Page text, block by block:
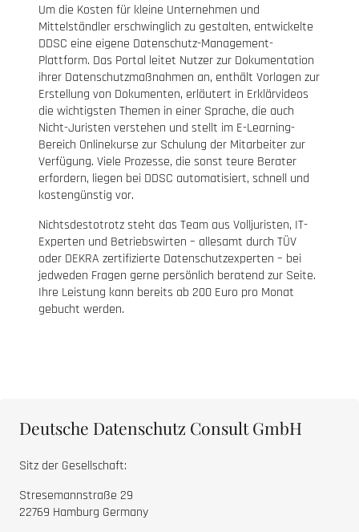
Um die Kosten für kleine Unternehmen und
Mittelständler erschwinglich zu gestalten, entwickelte
DDSC eine eigene Datenschutz-Management-
Plattform. Das Portal leitet Nutzer zur Dokumentation
ihrer Datenschutzmaßnahmen an, enthält Vorlagen zur
Erstellung von Dokumenten, erläutert in Erklärvideos
die wichtigsten Themen in einer Sprache, die auch
Nicht-Juristen verstehen und stellt im E-Learning-
Bereich Onlinekurse zur Schulung der Mitarbeiter zur
Verfügung. Viele Prozesse, die sonst teure Berater
erfordern, liegen bei DDSC automatisiert, schnell und
kostengünstig vor.
Nichtsdestotrotz steht das Team aus Volljuristen, IT-
Experten und Betriebswirten – allesamt durch TÜV
oder DEKRA zertifizierte Datenschutzexperten – bei
jedweden Fragen gerne persönlich beratend zur Seite.
Ihre Leistung kann bereits ab 200 Euro pro Monat
gebucht werden.
Deutsche Datenschutz Consult GmbH
Sitz der Gesellschaft:
Stresemannstraße 29
22769 Hamburg Germany